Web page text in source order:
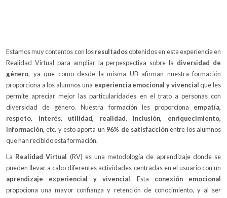
Estamos muy contentos con losresultadosobtenidos en esta experiencia en
Realidad Virtual para ampliar la perpespectiva sobre la diversidad de
género, ya que como desde la misma UB afirman nuestra formación
proporciona a los alumnos una experiencia emocional y vivencialque les
permite apreciar mejor las particularidades en el trato a personas con
diversidad de género. Nuestra formación les proporciona empatía,
respeto, interés, utilidad, realidad, inclusión, enriquecimiento,
información, etc. y esto aporta un 96% de satisfacciónentre los alumnos
que han recibido esta formación.
La Realidad Virtual (RV) es una metodología de aprendizaje donde se
pueden llevar a cabo diferentes actividades centradas en el usuario con un
aprendizaje experiencial y vivencial. Esta conexión emocional
propociona una mayor confianza y retención de conocimiento, y al ser